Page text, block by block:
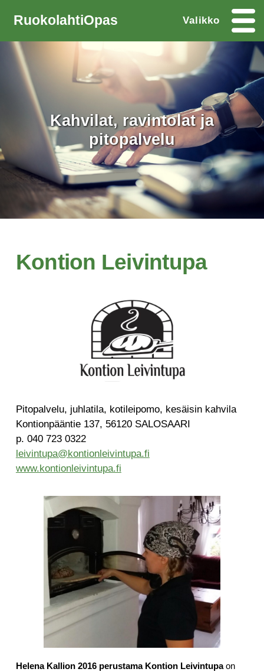
Valikko
RuokolahtiOpas
Kahvilat, ravintolat ja
pitopalvelu
Kontion Leivintupa
Pitopalvelu, juhlatila, kotileipomo, kesäisin kahvila
Kontionpääntie 137, 56120 SALOSAARI
p. 040 723 0322
leivintupa@kontionleivintupa.fi
www.kontionleivintupa.fi
Helena Kallion 2016 perustama Kontion Leivintupaon